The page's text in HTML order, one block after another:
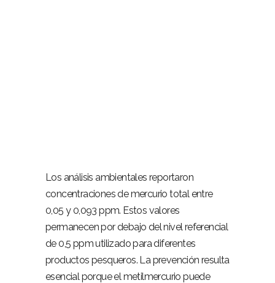
Los análisis ambientales reportaron
concentraciones de mercurio total entre
0,05 y 0,093 ppm. Estos valores
permanecen por debajo del nivel referencial
de 0,5 ppm utilizado para diferentes
productos pesqueros. La prevención resulta
esencial porque el metilmercurio puede